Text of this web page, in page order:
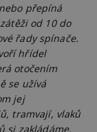
přepíná
od 10 do
řady spínače.
hřídel
otočením
se užívá
jej
tramvají, vlaků
si zakládáme,